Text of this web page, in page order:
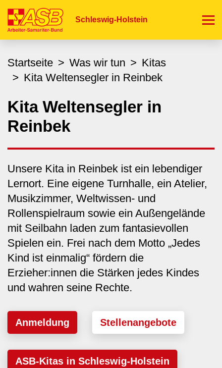
zum
Schleswig-Holstein
Startseite Was wir tun
Kitas
Kita Weltensegler in Reinbek
Kita Weltensegler in
Reinbek
Unsere Kita in Reinbek ist ein lebendiger
Lernort. Eine eigene Turnhalle, ein Atelier,
Musikzimmer, Weltwissen- und
Rollenspielraum sowie ein Außengelände
mit Seilbahn laden zum fantasievollen
Spielen ein. Frei nach dem Motto „Jedes
Kind ist einmalig“ fördern die
Erzieher:innen die Stärken jedes Kindes
und wahren seine Rechte.
Anmeldung Stellenangebote
ASB-Kitas in Schleswig-Holstein